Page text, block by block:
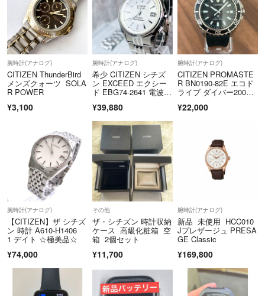
腕時計(アナログ)
CITIZEN ThunderBird
メンズクォーツ SOLA
R POWER
¥3,100
腕時計(アナログ)
希少 CITIZEN シチズ
ン EXCEED エクシー
ド EBG74-2641 電波ソ
テクト メンズ 腕時計
¥39,880
腕時計(アナログ)
CITIZEN PROMASTE
R BN0190-82E エコド
ライブ ダイバー200
ズン ソーラー メンズ
¥22,000
腕時計(アナログ)
【CITIZEN】ザ シチズ
ン 時計 A610-H1406
1 デイト ☆極美品☆
¥74,000
その他
ザ・シチズン 時計収納
ケース 高級化粧箱 空
箱 2個セット
¥11,700
腕時計(アナログ)
新品 未使用 HCC010
Jプレザージュ PRESA
GE Classic
¥169,800